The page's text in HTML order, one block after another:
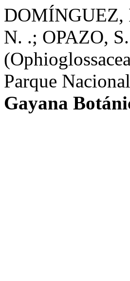
DOMÍNGUEZ,
N. .; OPAZO,
Parque
Gayana